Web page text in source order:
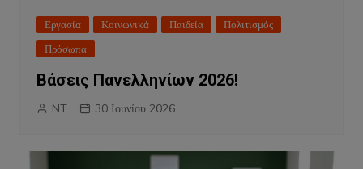
Εργασία Κοινωνικά Παιδεία
Πολιτισμός
Πρόσωπα
Βάσεις Πανελληνίων 2026!
NT 30 Ιουνίου 2026